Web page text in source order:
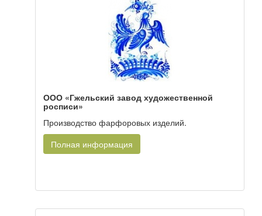
ООО «Гжельский завод художественной
росписи»
Производство фарфоровых изделий.
Полная информация